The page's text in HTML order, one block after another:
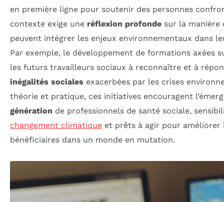
en première ligne pour soutenir des personnes
contexte exige une réflexion profonde sur la manière
peuvent intégrer les enjeux environnementaux dans
Par exemple, le développement de formations axées
les futurs travailleurs sociaux à reconnaître et à
inégalités sociales exacerbées par les crises
théorie et pratique, ces initiatives encouragent
génération de professionnels de santé sociale,
changement climatique et prêts à agir pour améliorer
bénéficiaires dans un monde en mutation.